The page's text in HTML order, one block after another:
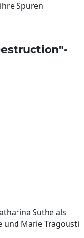
Spuren
Suthe als
und Marie Tragousti